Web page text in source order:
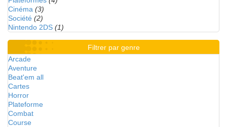
Cinéma (3)
Société (2)
Nintendo 2DS (1)
Filtrer par genre
Arcade
Aventure
Beat'em all
Cartes
Horror
Plateforme
Combat
Course